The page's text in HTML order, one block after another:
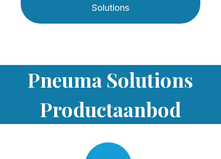
Solutions
Pneuma Solutions
Productaanbod